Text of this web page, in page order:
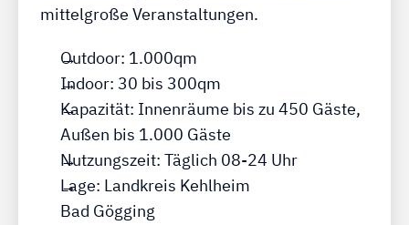
mittelgroße Veranstaltungen.
Outdoor: 1.000qm
Indoor: 30 bis 300qm
Kapazität: Innenräume bis zu 450 Gäste,
Außen bis 1.000 Gäste
Nutzungszeit: Täglich 08-24 Uhr
Lage: Landkreis Kehlheim
Bad Gögging